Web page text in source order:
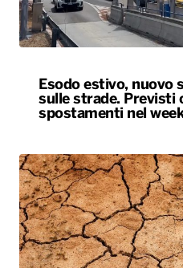
Esodo estivo, nuovo
sulle strade. Previsti
spostamenti nel